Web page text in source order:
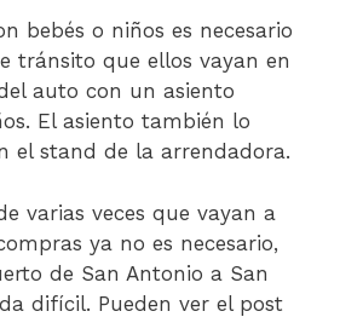
bebés o niños es necesario
tránsito que ellos vayan en
auto con un asiento
El asiento también lo
el stand de la arrendadora.
varias veces que vayan a
ya no es necesario,
de San Antonio a San
difícil. Pueden ver el post